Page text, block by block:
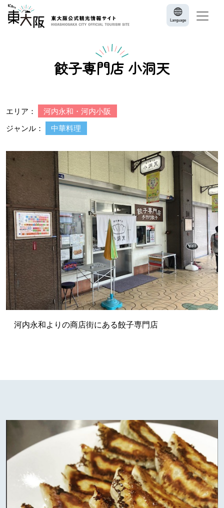
Language
餃子専門店 小洞天
エリア： 河内永和・河内小阪
ジャンル： 中華料理
河内永和よりの商店街にある餃子専門店